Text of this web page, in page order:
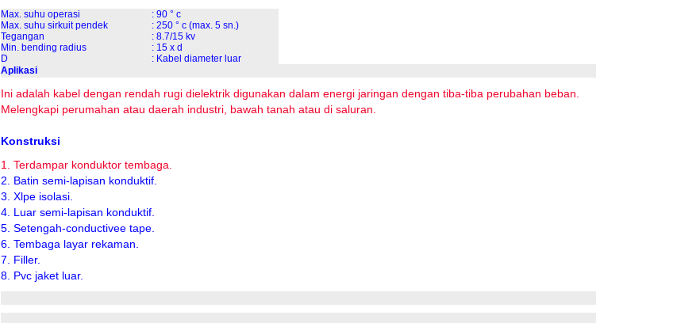
Max. suhu operasi
: 90 ° c
Max. suhu sirkuit pendek
: 250 ° c (max. 5 sn.)
Tegangan
: 8.7/15 kv
Min. bending radius
: 15 x d
D
: Kabel diameter luar
Aplikasi
Ini adalah kabel dengan rendah rugi dielektrik digunakan dalam energi jaringan dengan tiba-tiba perubahan beban.
Melengkapi perumahan atau daerah industri, bawah tanah atau di saluran.
Konstruksi
1. Terdampar konduktor tembaga.
2. Batin semi-lapisan konduktif.
3. Xlpe isolasi.
4. Luar semi-lapisan konduktif.
5. Setengah-conductivee tape.
6. Tembaga layar rekaman.
7. Filler.
8. Pvc jaket luar.